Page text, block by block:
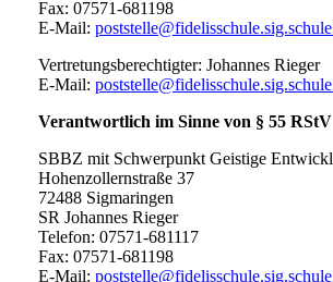
Fax: 07571-681198
E-Mail:
Vertretungsberechtigter: Johannes Rieger
E-Mail:
Verantwortlich im Sinne von § 55 RStV
SBBZ mit Schwerpunkt Geistige
Hohenzollernstraße 37
72488 Sigmaringen
SR Johannes Rieger
Telefon: 07571-681117
Fax: 07571-681198
E-Mail: